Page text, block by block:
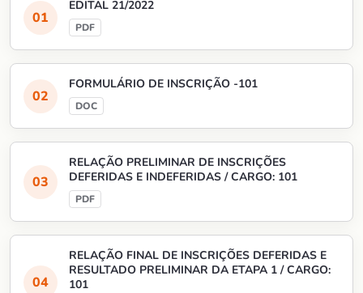
EDITAL 21/2022
FORMULÁRIO DE INSCRIÇÃO -101
RELAÇÃO PRELIMINAR DE INSCRIÇÕES
DEFERIDAS E INDEFERIDAS / CARGO: 101
RELAÇÃO FINAL DE INSCRIÇÕES DEFERIDAS E
RESULTADO PRELIMINAR DA ETAPA 1 / CARGO:
101